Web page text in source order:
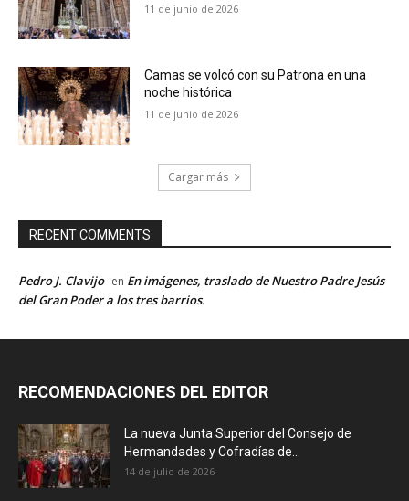
11 de junio de 2026
Camas se volcó con su Patrona en una
noche histórica
11 de junio de 2026
Cargar más
RECENT COMMENTS
Pedro J. Clavijo en En imágenes, traslado de Nuestro Padre Jesús
del Gran Poder a los tres barrios.
RECOMENDACIONES DEL EDITOR
La nueva Junta Superior del Consejo de
Hermandades y Cofradías de...
14 de julio de 2026